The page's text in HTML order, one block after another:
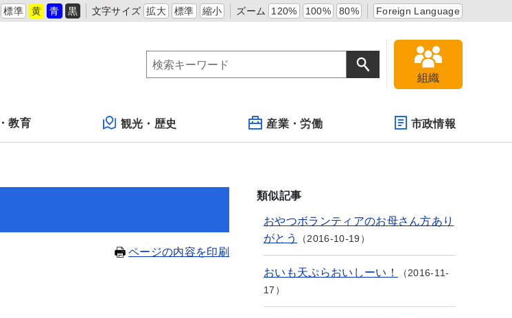
標準 黄 青 黒 文字サイズ 拡大 標準 縮小 ズーム 120% 100% 80% Foreign Language
組織
教育 観光・歴史 産業・労働 市政情報
ページの内容を印刷
類似記事
おやつボランティアのお母さん方あり
がとう
2016-10-19
おいも天ぷらおいしーい！
2016-11-
17